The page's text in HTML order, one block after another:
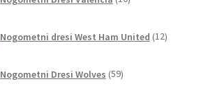
izdelkov
Nogometni dresi West Ham United 12izdelkov
Nogometni Dresi Wolves 59izdelkov